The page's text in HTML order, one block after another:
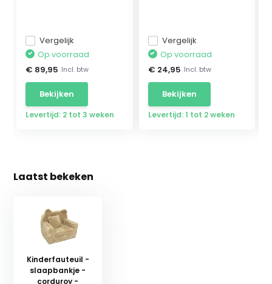
Vergelijk
Op voorraad
€ 89,95 Incl. btw
Bekijken
Levertijd: 2 tot 3 weken
Vergelijk
Op voorraad
€ 24,95 Incl. btw
Bekijken
Levertijd: 1 tot 2 weken
Laatst bekeken
Kinderfauteuil -
slaapbankje -
corduroy -